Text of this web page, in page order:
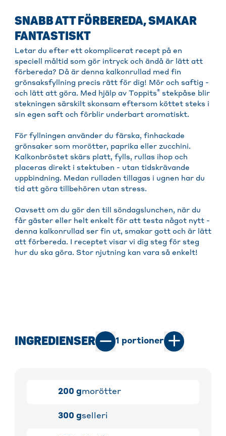
SNABB ATT FÖRBEREDA, SMAKAR
FANTASTISKT
Letar du efter ett okomplicerat recept på en
speciell måltid som gör intryck och ändå är lätt att
förbereda? Då är denna kalkonrullad med fin
grönsaksfyllning precis rätt för dig! Mör och saftig -
och lätt att göra. Med hjälp av Toppits® stekpåse blir
stekningen särskilt skonsam eftersom köttet steks i
sin egen saft och förblir underbart aromatiskt.
För fyllningen använder du färska, finhackade
grönsaker som morötter, paprika eller zucchini.
Kalkonbröstet skärs platt, fylls, rullas ihop och
placeras direkt i stektuben - utan tidskrävande
uppbindning. Medan rulladen tillagas i ugnen har du
tid att göra tillbehören utan stress.
Oavsett om du gör den till söndagslunchen, när du
får gäster eller helt enkelt för att testa något nytt -
denna kalkonrullad ser fin ut, smakar gott och är lätt
att förbereda. I receptet visar vi dig steg för steg
hur du ska göra. Stor njutning kan vara så enkelt!
INGREDIENSER 1 portioner
200 gmorötter
300 gselleri